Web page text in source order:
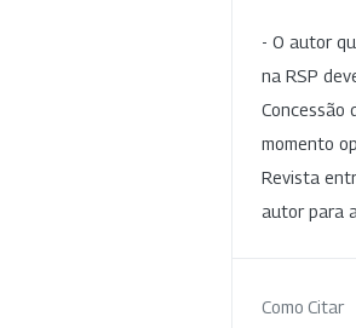
- O autor
na RSP
Concessão
momento
Revista
autor para
Como Citar